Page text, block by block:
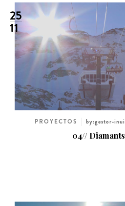
25
11
PROYECTOS by:gestor-
04//